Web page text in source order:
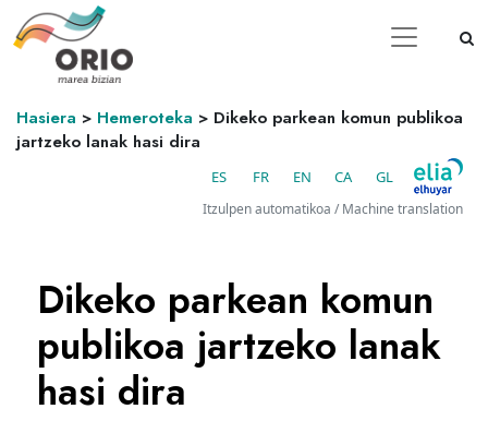
Hasiera > Hemeroteka > Dikeko parkean komun publikoa
jartzeko lanak hasi dira
ES FR EN CA GL
Itzulpen automatikoa / Machine translation
Dikeko parkean komun
publikoa jartzeko lanak
hasi dira